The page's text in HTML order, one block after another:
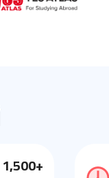
+1,500